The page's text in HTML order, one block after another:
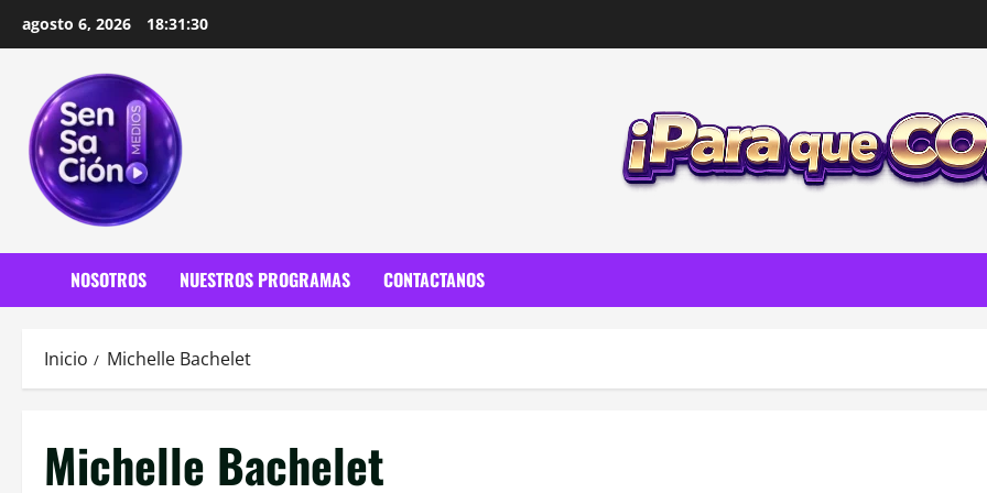
agosto 6, 2026 18:31:32
NOSOTROS NUESTROS PROGRAMAS CONTACTANOS
Inicio Michelle Bachelet
Michelle Bachelet